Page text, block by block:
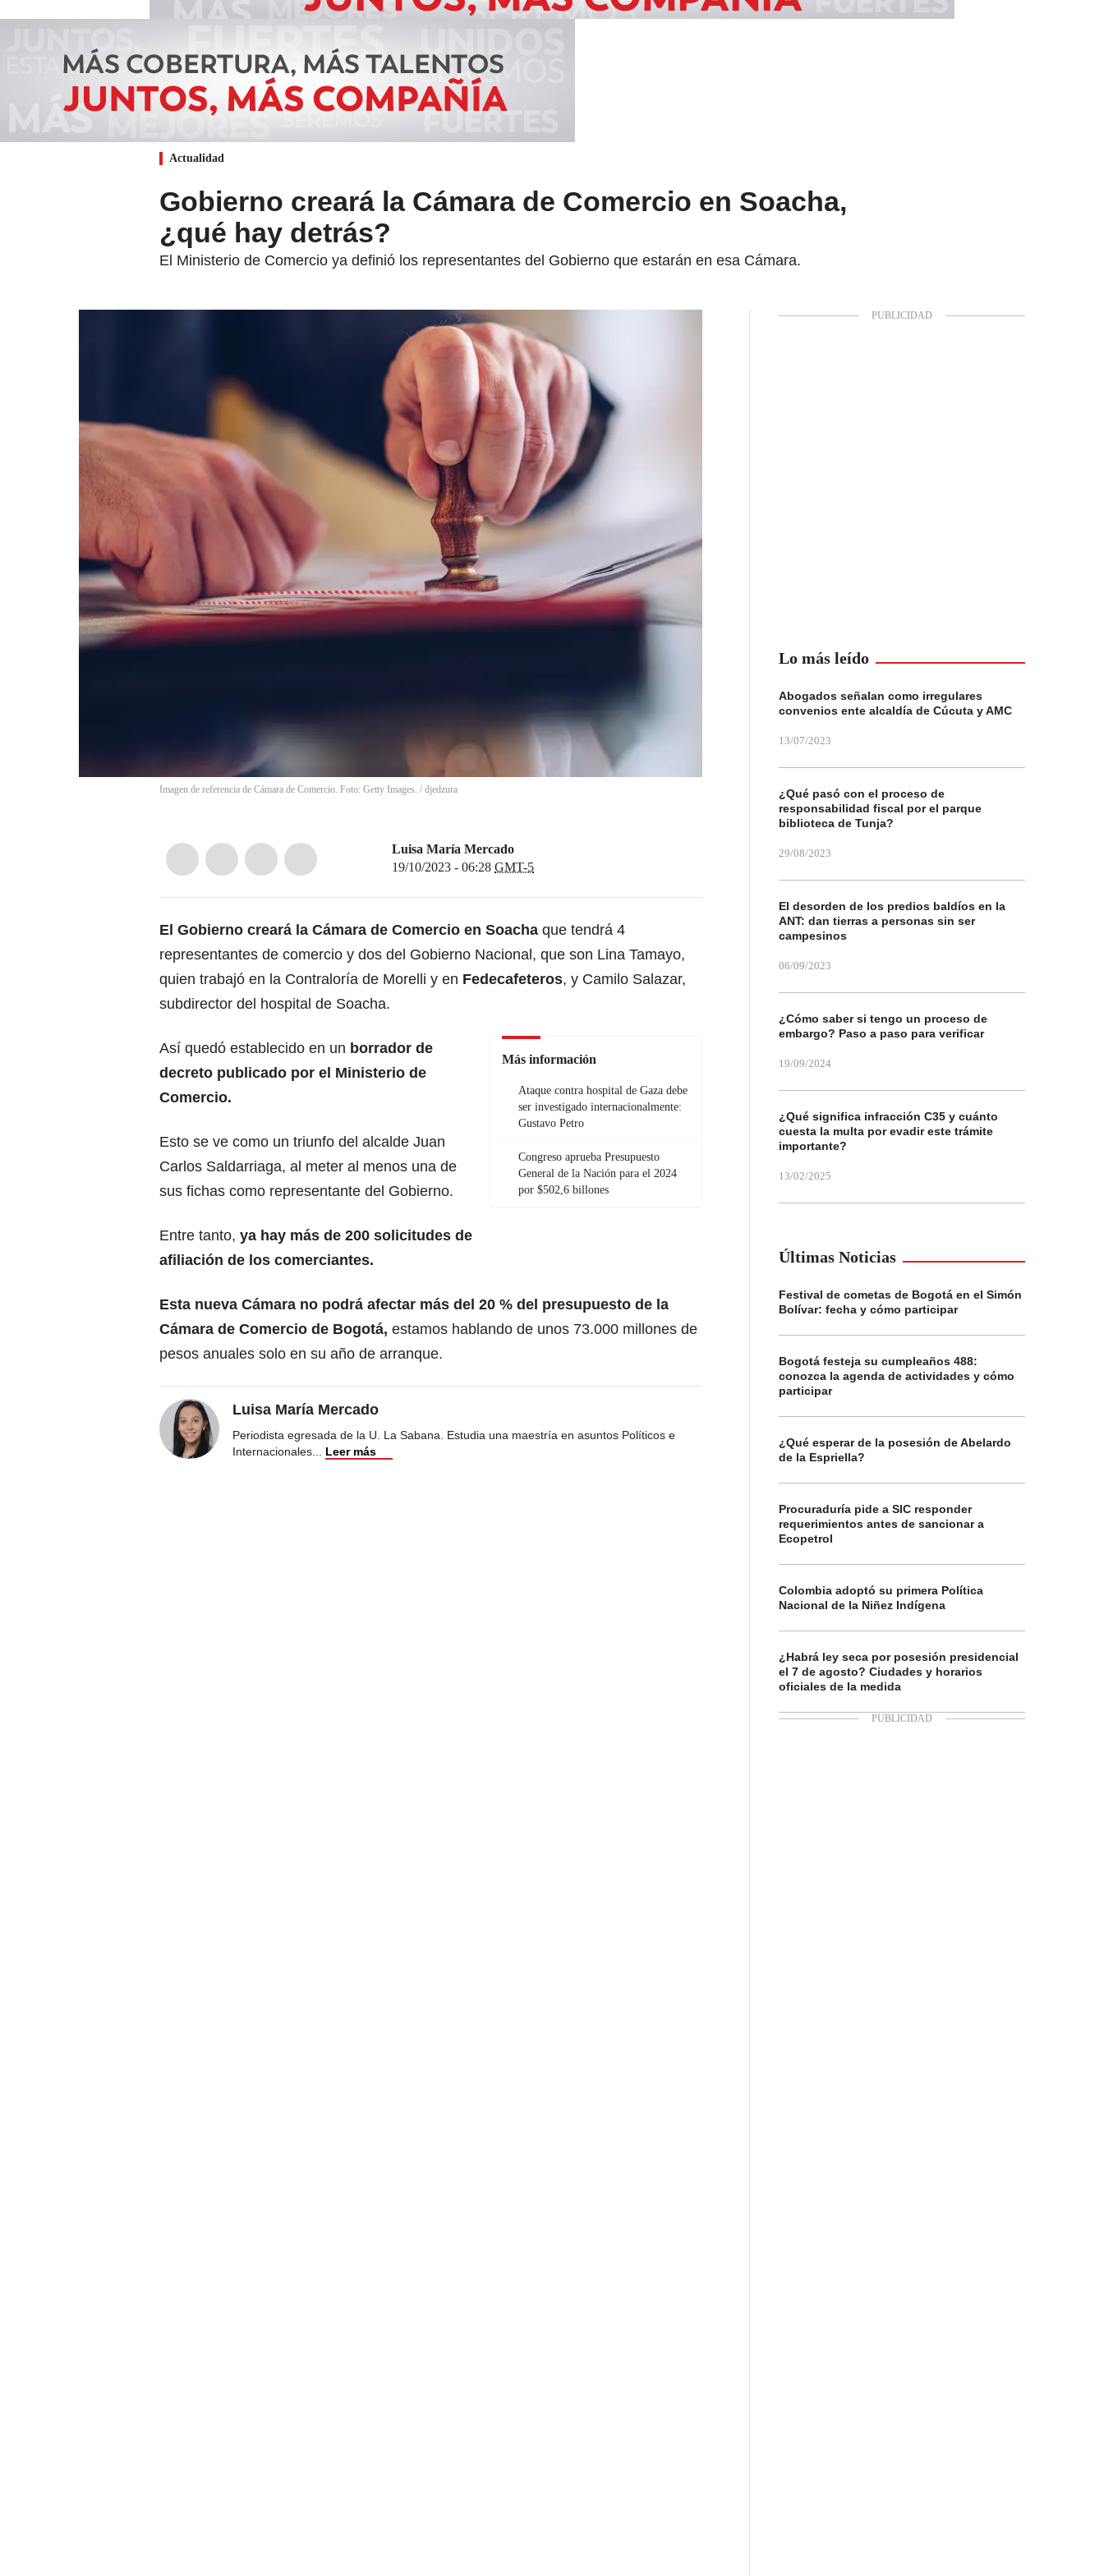
Actualidad
Gobierno creará la Cámara de Comercio en Soacha,
¿qué hay detrás?
El Ministerio de Comercio ya definió los representantes del Gobierno que estarán en esa Cámara.
Imagen de referencia de Cámara de Comercio. Foto: Getty Images. / djedzura
Luisa María Mercado
19/10/2023 - 06:28 GMT-5
El Gobierno creará la Cámara de Comercio en Soacha que tendrá 4
representantes de comercio y dos del Gobierno Nacional, que son Lina Tamayo,
quien trabajó en la Contraloría de Morelli y en Fedecafeteros, y Camilo Salazar,
subdirector del hospital de Soacha.
Más información
Ataque contra hospital de Gaza debe
ser investigado internacionalmente:
Gustavo Petro
Congreso aprueba Presupuesto
General de la Nación para el 2024
por $502,6 billones
Así quedó establecido en un borrador de
decreto publicado por el Ministerio de
Comercio.
Esto se ve como un triunfo del alcalde Juan
Carlos Saldarriaga, al meter al menos una de
sus fichas como representante del Gobierno.
Entre tanto, ya hay más de 200 solicitudes de
afiliación de los comerciantes.
Esta nueva Cámara no podrá afectar más del 20 % del presupuesto de la
Cámara de Comercio de Bogotá, estamos hablando de unos 73.000 millones de
pesos anuales solo en su año de arranque.
Luisa María Mercado
Periodista egresada de la U. La Sabana. Estudia una maestría en asuntos Políticos e
Internacionales... Leer más
Lo más leído
Abogados señalan como irregulares
convenios ente alcaldía de Cúcuta y AMC
13/07/2023
¿Qué pasó con el proceso de
responsabilidad fiscal por el parque
biblioteca de Tunja?
29/08/2023
El desorden de los predios baldíos en la
ANT: dan tierras a personas sin ser
campesinos
06/09/2023
¿Cómo saber si tengo un proceso de
embargo? Paso a paso para verificar
19/09/2024
¿Qué significa infracción C35 y cuánto
cuesta la multa por evadir este trámite
importante?
13/02/2025
Últimas Noticias
Festival de cometas de Bogotá en el Simón
Bolívar: fecha y cómo participar
Bogotá festeja su cumpleaños 488:
conozca la agenda de actividades y cómo
participar
¿Qué esperar de la posesión de Abelardo
de la Espriella?
Procuraduría pide a SIC responder
requerimientos antes de sancionar a
Ecopetrol
Colombia adoptó su primera Política
Nacional de la Niñez Indígena
¿Habrá ley seca por posesión presidencial
el 7 de agosto? Ciudades y horarios
oficiales de la medida